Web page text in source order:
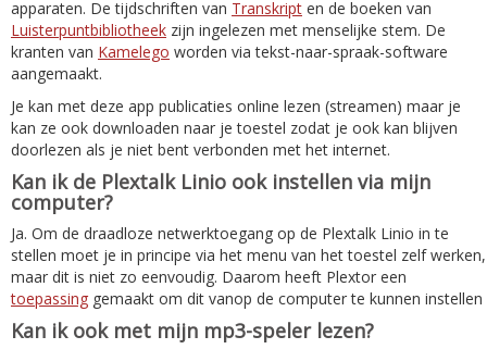
apparaten. De tijdschriften van Transkript en de boeken van
Luisterpuntbibliotheek zijn ingelezen met menselijke stem. De
kranten van Kamelego worden via tekst-naar-spraak-software
aangemaakt.
Je kan met deze app publicaties online lezen (streamen) maar je
kan ze ook downloaden naar je toestel zodat je ook kan blijven
doorlezen als je niet bent verbonden met het internet.
Kan ik de Plextalk Linio ook instellen via mijn
computer?
Ja. Om de draadloze netwerktoegang op de Plextalk Linio in te
stellen moet je in principe via het menu van het toestel zelf werken,
maar dit is niet zo eenvoudig. Daarom heeft Plextor een
toepassing gemaakt om dit vanop de computer te kunnen instellen
Kan ik ook met mijn mp3-speler lezen?